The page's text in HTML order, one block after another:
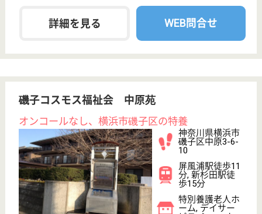
『クリックジョブ看護』
ライフワンズ株式会社 ( 厚生労働大臣許可 )13- ユ -303765